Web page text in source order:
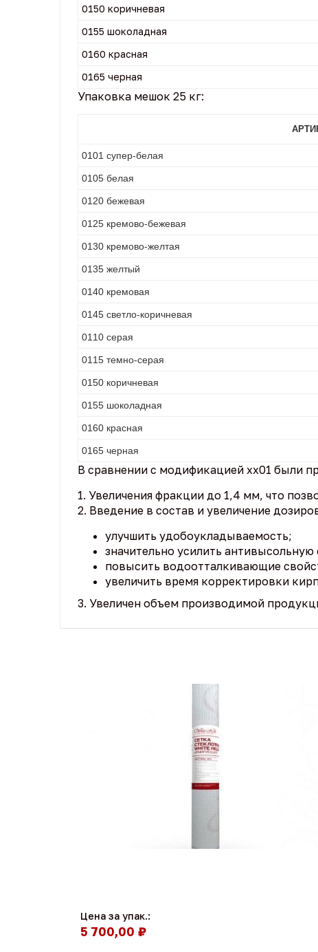
0150 коричневая
0155 шоколадная
0160 красная
0165 черная
Упаковка мешок 25 кг:
0101 супер-белая
0105 белая
0120 бежевая
0125 кремово-бежевая
0130 кремово-желтая
0135 желтый
0140 кремовая
0145 светло-коричневая
0110 серая
0115 темно-серая
0150 коричневая
0155 шоколадная
0160 красная
0165 черная
В сравнении с модификацией хх01 были
1. Увеличения фракции до 1,4 мм, что
2. Введение в состав и увеличение
улучшить удобоукладываемость;
значительно усилить антивысольную
повысить водоотталкивающие
увеличить время корректировки
3. Увеличен объем производимой
Цена за упак.:
5 700,00 ₽